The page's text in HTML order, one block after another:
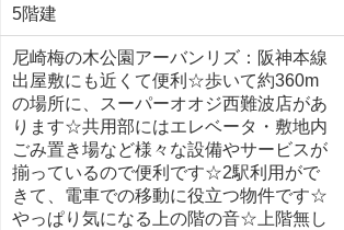
5階建
尼崎梅の木公園アーバンリズ：阪神本線
出屋敷にも近くて便利☆歩いて約360m
の場所に、スーパーオオジ西難波店があ
ります☆共用部にはエレベータ・敷地内
ごみ置き場など様々な設備やサービスが
揃っているので便利です☆2駅利用がで
きて、電車での移動に役立つ物件です☆
やっぱり気になる上の階の音☆上階無し